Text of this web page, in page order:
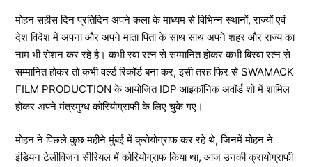
मोहन सहीस दिन प्रतिदिन अपने कला के माध्यम से विभिन्न स्थानों, राज्यों एवं
देश विदेश में अपना और अपने माता पिता के साथ साथ अपने शहर और राज्य का
नाम भी रोशन कर रहे है। कभी रवा रत्न से सम्मानित होकर कभी बिस्वा रत्न से
सम्मानित होकर तो कभी वर्ल्ड रिकॉर्ड बना कर, इसी तरह फिर से SWAMACK
FILM PRODUCTION के आयोजित IDP आइकॉनिक अवॉर्ड शो में शामिल
होकर अपने मंत्रमुग्ध कोरियोग्राफी के लिए चुके गए।
मोहन ने पिछले कुछ महीने मुंबई में क्रोयोग्राफ कर रहे थे, जिनमें मोहन ने
इंडियन टेलीविजन सीरियल में कोरियोग्राफ किया था, आज उनकी क्रायोग्राफी